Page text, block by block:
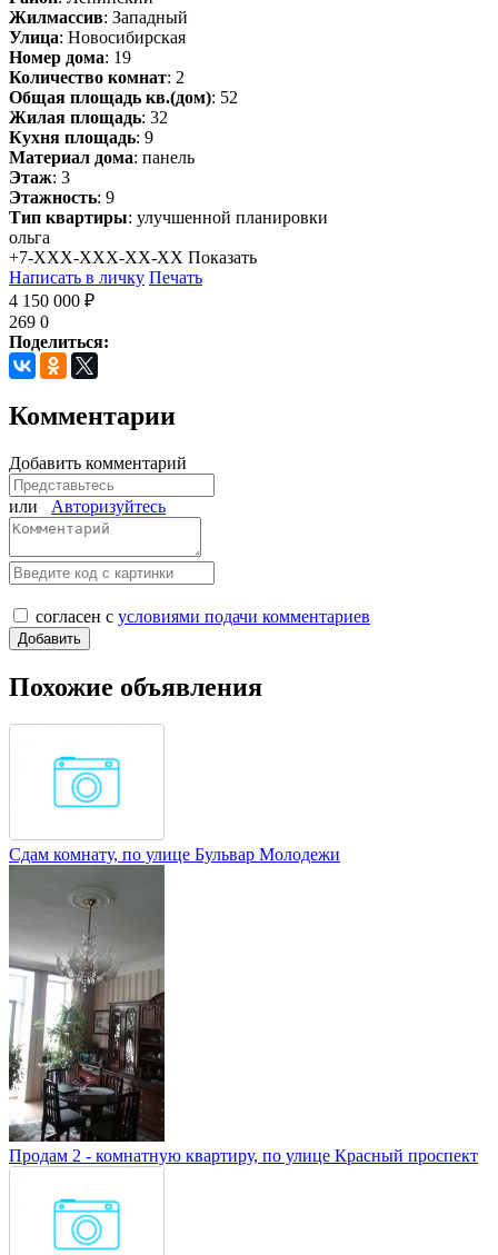
Жилмассив: Западный
Улица: Новосибирская
Номер дома: 19
Количество комнат: 2
Общая площадь кв.(дом): 52
Жилая площадь: 32
Кухня площадь: 9
Материал дома: панель
Этаж: 3
Этажность: 9
Тип квартиры: улучшенной планировки
ольга
+7-XXX-XXX-XX-XX Показать
Написать в личку Печать
4 150 000 ₽
269 0
Поделиться:
Комментарии
Добавить комментарий
или Авторизуйтесь
согласен с условиями подачи комментариев
Похожие объявления
Сдам комнату, по улице Бульвар Молодежи
Продам 2 - комнатную квартиру, по улице Красный проспект